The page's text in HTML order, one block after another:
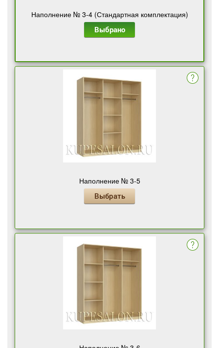
Наполнение № 3-4 (Стандартная комплектация)
Выбрано
Наполнение № 3-5
Выбрать